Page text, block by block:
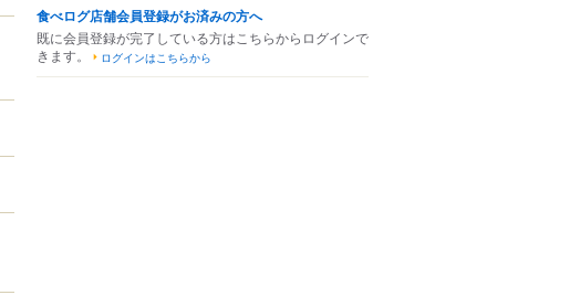
食べログ店舗会員登録がお済みの方へ
既に会員登録が完了している方はこちらからログインで
きます。
ログインはこちらから